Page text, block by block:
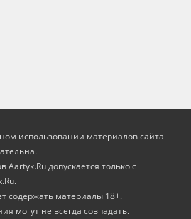
использовании материалов сайта
Aartyk.Ru допускается только с
содержать материалы 18+.
могут не всегда совпадать.